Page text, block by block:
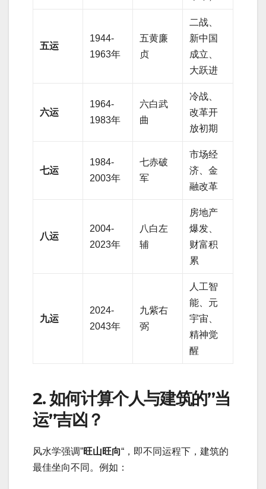
五运
1944-
1963年
五黄廉
贞
二战、
新中国
成立、
大跃进
六运
1964-
1983年
六白武
曲
冷战、
改革开
放初期
七运
1984-
2003年
七赤破
军
市场经
济、金
融改革
八运
2004-
2023年
八白左
辅
房地产
爆发、
财富积
累
九运
2024-
2043年
九紫右
弼
人工智
能、元
宇宙、
精神觉
醒
2. 如何计算个人与建筑的”当
运”吉凶？
风水学强调”旺山旺向“，即不同运程下，建筑的
最佳坐向不同。例如：